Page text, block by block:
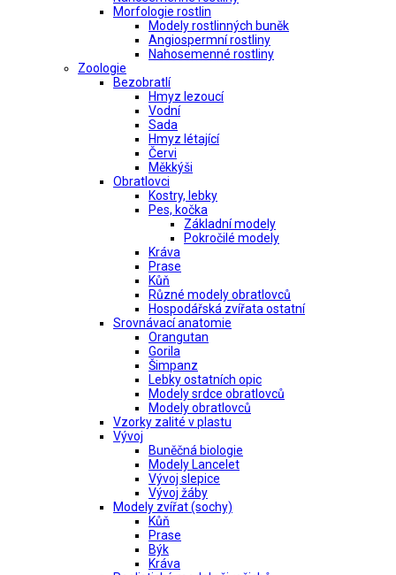
Morfologie rostlin
Modely rostlinných buněk
Angiospermní rostliny
Nahosemenné rostliny
Zoologie
Bezobratlí
Hmyz lezoucí
Vodní
Sada
Hmyz létající
Červi
Měkkýši
Obratlovci
Kostry, lebky
Pes, kočka
Základní modely
Pokročilé modely
Kráva
Prase
Kůň
Různé modely obratlovců
Hospodářská zvířata ostatní
Srovnávací anatomie
Orangutan
Gorila
Šimpanz
Lebky ostatních opic
Modely srdce obratlovců
Modely obratlovců
Vzorky zalité v plastu
Vývoj
Buněčná biologie
Modely Lancelet
Vývoj slepice
Vývoj žáby
Modely zvířat (sochy)
Kůň
Prase
Býk
Kráva